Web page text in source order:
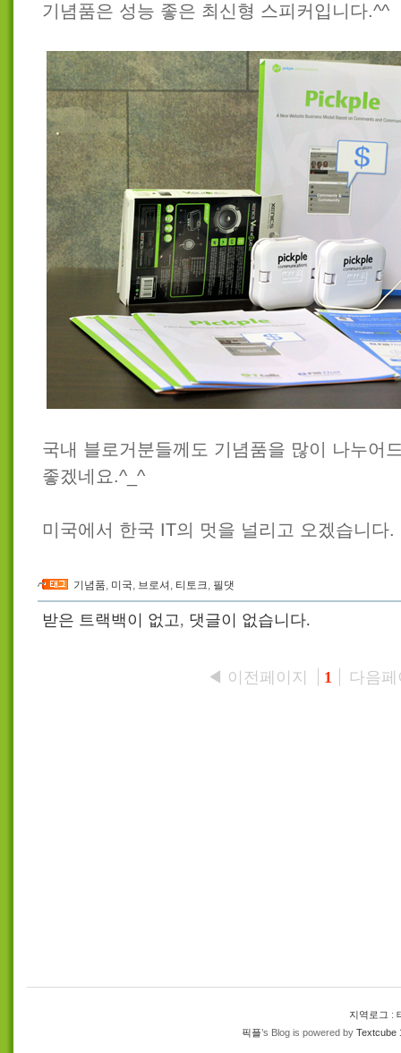
기념품은 성능 좋은 최신형 스피커입니다.^^
국내 블로거분들께도 기념품을 많이 나누어
좋겠네요.^_^
미국에서 한국 IT의 멋을 널리고 오겠습니다.
기념품, 미국, 브로셔 , 티토크, 필댓
받은 트랙백이 없고, 댓글이 없습니다.
◀ 이전페이지 1 다음
지역로그 :
픽플’s Blog is powered by Textcube